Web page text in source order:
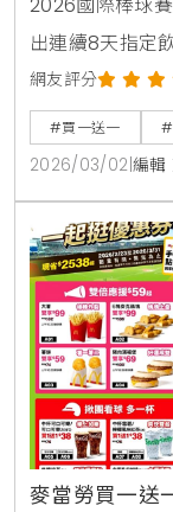
出連續8天指定
萬杯太極3號免
即可參加，快來
油 。
網友評分
#買一送一 #
2026/03/02 編輯
麥當勞買一送